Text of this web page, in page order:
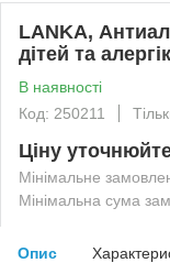
LANKA,
дітей та
В наявності
Код: 250211
Ціну
Мінімальне
Мінімальна сума
Опис